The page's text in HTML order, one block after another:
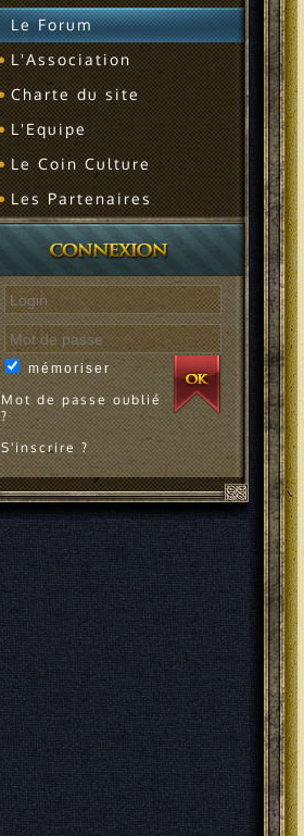
Le Forum
L'Association
Charte du site
L'Equipe
Le Coin Culture
Les Partenaires
mémoriser
Mot de passe oublié
?
S'inscrire ?